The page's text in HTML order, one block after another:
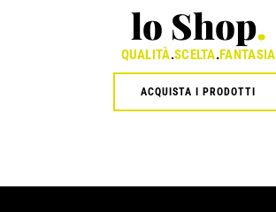
lo Shop.
QUALITÀ.SCELTA.FANTASIA
ACQUISTA I PRODOTTI